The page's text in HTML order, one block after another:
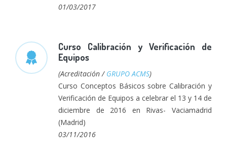
01/03/2017
Curso Calibración y Verificación de
Equipos
(Acreditación / GRUPO ACMS)
Curso Conceptos Básicos sobre Calibración y
Verificación de Equipos a celebrar el 13 y 14 de
diciembre de 2016 en Rivas- Vaciamadrid
(Madrid)
03/11/2016